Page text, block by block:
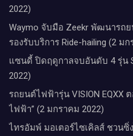
2022)
Waymo จับมือ Zeekr พัฒนาร
รองรับบริการ Ride-hailing (2 ม
แซนดี้ ปิดฤดูกาลจบอันดับ 4 รุ่น
2022)
รถยนต์ไฟฟ้ารุ่น VISION EQXX
ไฟฟ้า” (2 มกราคม 2022)
ไทรอัมพ์ มอเตอร์ไซเคิลส์ ชวนซิ่